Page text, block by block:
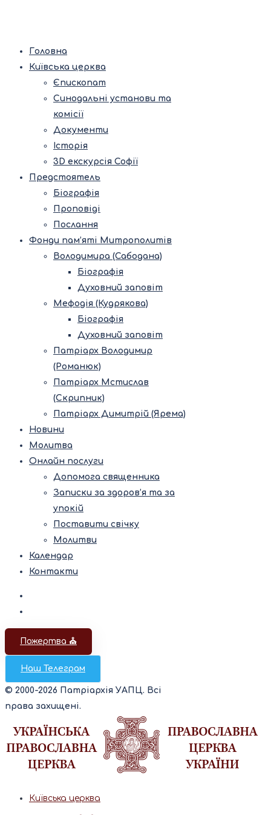
Головна
Київська церква
Єпископат
Синодальні установи та
комісії
Документи
Історія
3D екскурсія Софії
Предстоятель
Біографія
Проповіді
Послання
Фонди пам’яті Митрополитів
Володимира (Сабодана)
Біографія
Духовний заповіт
Мефодія (Кудрякова)
Біографія
Духовний заповіт
Патріарх Володимир
(Романюк)
Патріарх Мстислав
(Скрипник)
Патріарх Димитрій (Ярема)
Новини
Молитва
Онлайн послуги
Допомога священника
Записки за здоров’я та за
упокій
Поставити свічку
Молитви
Календар
Контакти
Пожертва ⛪️
Наш Телеграм
© 2000-2026 Патріархія УАПЦ. Всі
права захищені.
Київська церква